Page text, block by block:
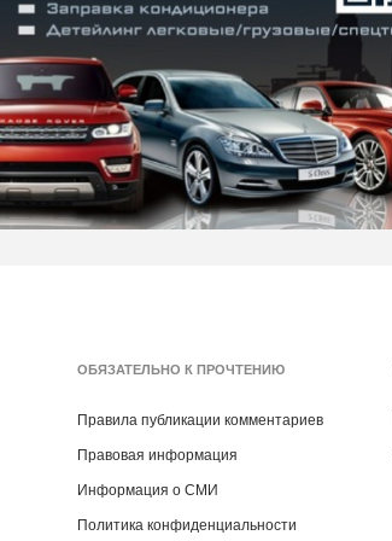
ОБЯЗАТЕЛЬНО К ПРОЧТЕНИЮ
Правила публикации комментариев
Правовая информация
Информация о СМИ
Политика конфиденциальности